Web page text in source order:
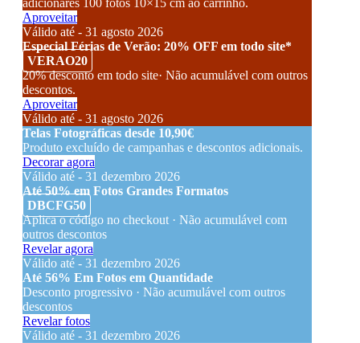
Aproveitar
Válido até - 31 agosto 2026
Especial Férias de Verão: 20% OFF em todo site*
VERAO20
20% desconto em todo site· Não acumulável com outros
descontos.
Aproveitar
Válido até - 31 agosto 2026
Telas Fotográficas desde 10,90€
Produto excluído de campanhas e descontos adicionais.
Decorar agora
Válido até - 31 dezembro 2026
Até 50% em Fotos Grandes Formatos
DBCFG50
Aplica o código no checkout · Não acumulável com
outros descontos
Revelar agora
Válido até - 31 dezembro 2026
Até 56% Em Fotos em Quantidade
Desconto progressivo · Não acumulável com outros
descontos
Revelar fotos
Válido até - 31 dezembro 2026